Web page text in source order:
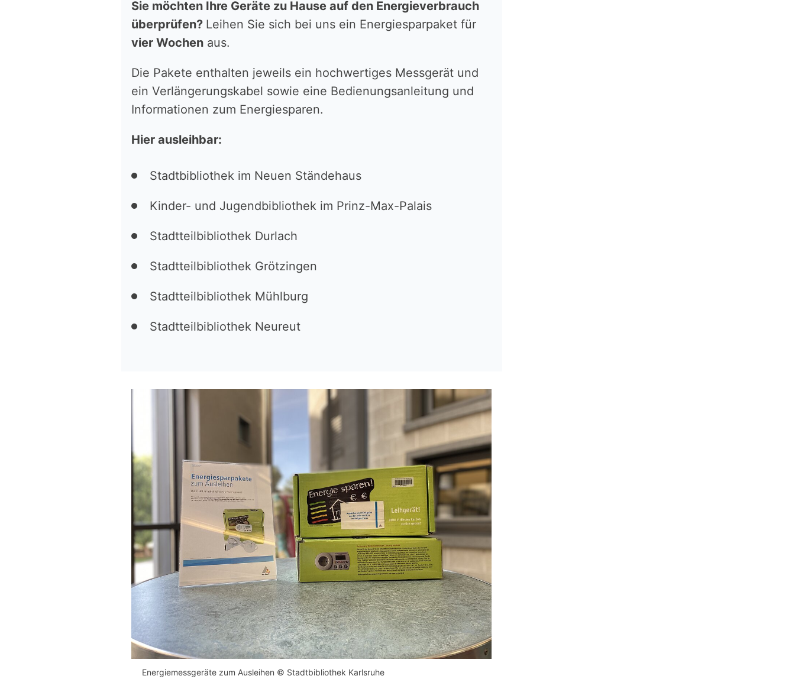
Sie möchten Ihre Geräte zu Hause auf den Energie­ver­brauch
überprüfen? Leihen Sie sich bei uns ein Energie­spar­pa­ket für
vier Wochen aus.
Die Pakete enthalten jeweils ein hochwer­ti­ges Messgerät und
ein Verlän­ge­rungs­ka­bel sowie eine Bedie­nungs­an­lei­tung und
Infor­ma­tio­nen zum Energie­spa­ren.
Hier ausleihbar:
Stadtbibliothek im Neuen Ständehaus
Kinder- und Jugendbibliothek im Prinz-Max-Palais
Stadtteilbibliothek Durlach
Stadtteilbibliothek Grötzingen
Stadtteilbibliothek Mühlburg
Stadtteilbibliothek Neureut
Energiemessgeräte zum Ausleihen © Stadtbibliothek Karlsruhe